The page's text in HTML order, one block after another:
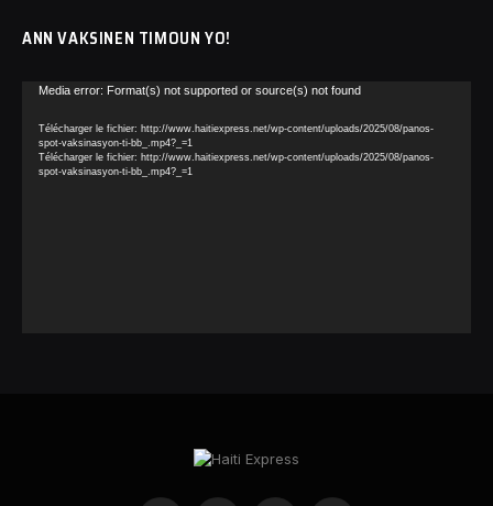
ANN VAKSINEN TIMOUN YO!
Lecteur
Media error: Format(s) not supported or source(s) not found
Télécharger le fichier: http://www.haitiexpress.net/wp-content/uploads/2025/08/panos-
spot-vaksinasyon-ti-bb_.mp4?_=1
Télécharger le fichier: http://www.haitiexpress.net/wp-content/uploads/2025/08/panos-
spot-vaksinasyon-ti-bb_.mp4?_=1